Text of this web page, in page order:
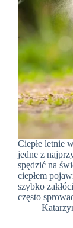
Ciepłe letnie
jedne z
spędzić na
ciepłem
szybko
często